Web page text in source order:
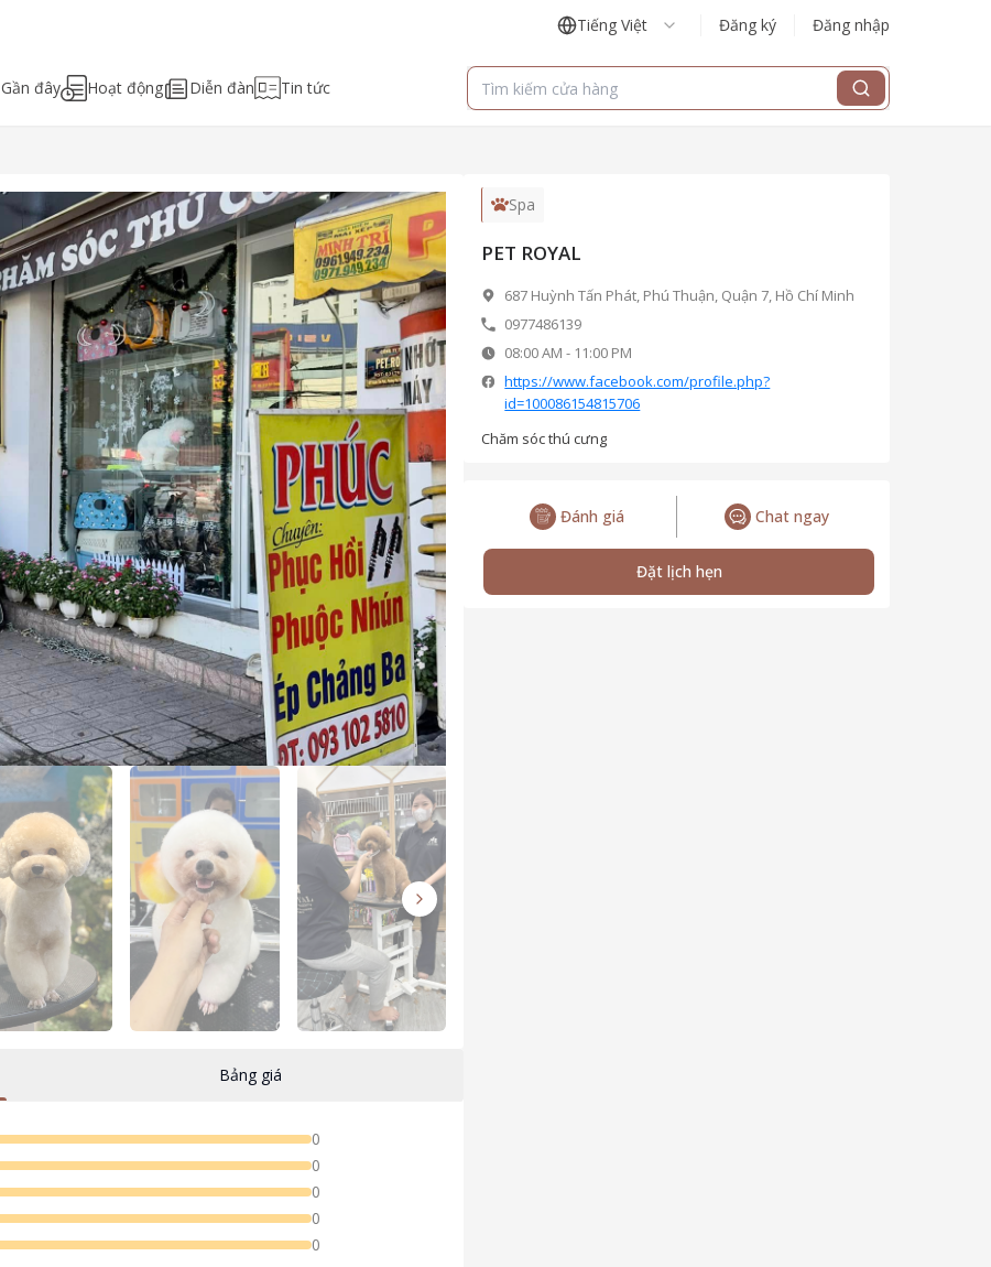
Tiếng Việt Đăng ký Đăng nhập
Gần đây Hoạt động Diễn đàn Tin tức
Next slide
Bảng giá
0
0
0
0
0
Spa
PET ROYAL
687 Huỳnh Tấn Phát, Phú Thuận, Quận 7, Hồ Chí Minh
0977486139
08:00 AM - 11:00 PM
https://www.facebook.com/profile.php?
id=100086154815706
Chăm sóc thú cưng
Đánh giá Chat ngay
Đặt lịch hẹn